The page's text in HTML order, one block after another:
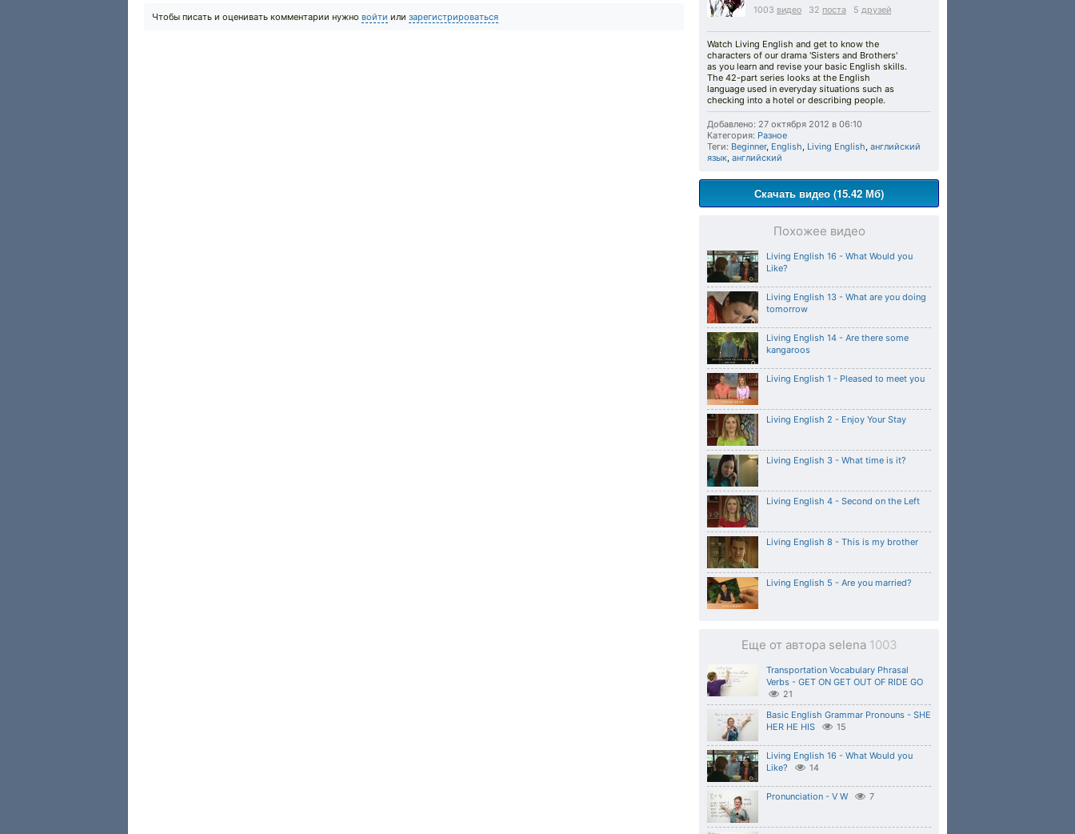
1003 видео 32 поста 5 друзей
Watch Living English and get to know the
characters of our drama 'Sisters and Brothers'
as you learn and revise your basic English skills.
The 42-part series looks at the English
language used in everyday situations such as
checking into a hotel or describing people.
Добавлено: 27 октября 2012 в 06:10
Категория: Разное
Теги: Beginner, English, Living English, английский
язык, английский
Скачать видео (15.42 Мб)
Похожее видео
Living English 16 - What Would you
Like?
Living English 13 - What are you doing
tomorrow
Living English 14 - Are there some
kangaroos
Living English 1 - Pleased to meet you
Living English 2 - Enjoy Your Stay
Living English 3 - What time is it?
Living English 4 - Second on the Left
Living English 8 - This is my brother
Living English 5 - Are you married?
Еще от автора selena 1003
Transportation Vocabulary Phrasal
Verbs - GET ON GET OUT OF RIDE GO
21
Basic English Grammar Pronouns - SHE
HER HE HIS
15
Living English 16 - What Would you
Like?
14
Pronunciation - V W 7
Чтобы писать и оценивать комментарии нужно войти или зарегистрироваться